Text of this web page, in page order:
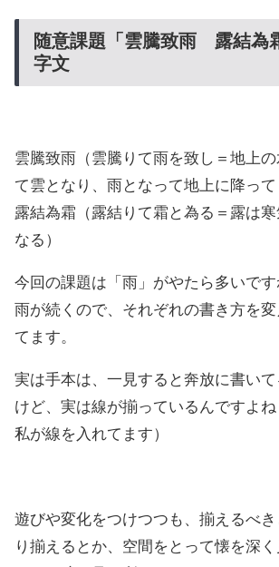
随意課題「雲騰致雨 露結為
字文
雲騰致雨（雲騰りて雨を致し＝地上
て雲となり、雨となって地上に降って
露結為霜（露結りて霜と為る＝露は
なる）
今回の課題は「雨」がやたら多いです
雨が続くので、それぞれの書き方を
てます。
実は手本は、一見すると奔放に書い
けど、実は線が揃っているんですよ
私が線を入れてます）
遊びや変化をつけつつも、揃えるべ
り揃えるとか、空間をとって懐を深